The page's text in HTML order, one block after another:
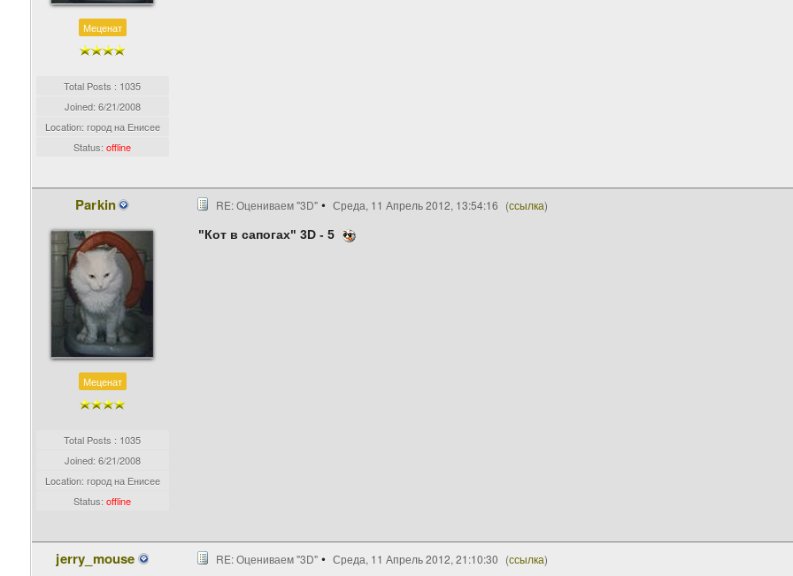
Меценат
Total Posts : 1035
Joined: 6/21/2008
Location: город на Енисее
Status:offline
Parkin
Меценат
Total Posts : 1035
Joined: 6/21/2008
Location: город на Енисее
Status:offline
RE: Оцениваем "3D" Среда, 11 Апрель 2012, 13:54:16 (ссылка)
"Кот в сапогах" 3D - 5
jerry_mouse RE: Оцениваем "3D" Среда, 11 Апрель 2012, 21:10:30 (ссылка)